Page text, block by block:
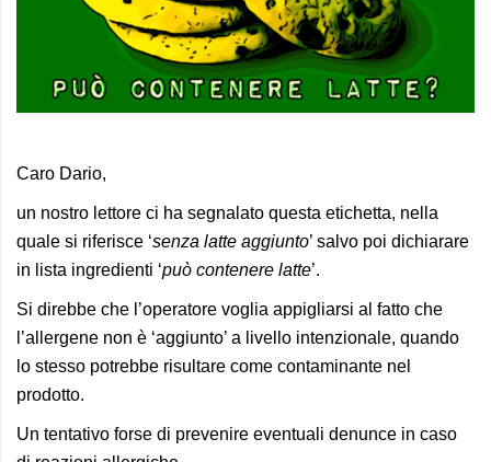
Caro Dario,
un nostro lettore ci ha segnalato questa etichetta, nella
quale si riferisce ‘senza latte aggiunto’ salvo poi dichiarare
in lista ingredienti ‘può contenere latte’.
Si direbbe che l’operatore voglia appigliarsi al fatto che
l’allergene non è ‘aggiunto’ a livello intenzionale, quando
lo stesso potrebbe risultare come contaminante nel
prodotto.
Un tentativo forse di prevenire eventuali denunce in caso